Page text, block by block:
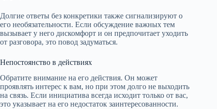
Долгие ответы без конкретики также сигнализируют о
его необязательности. Если обсуждение важных тем
вызывает у него дискомфорт и он предпочитает уходить
от разговора, это повод задуматься.
Непостоянство в действиях
Обратите внимание на его действия. Он может
проявлять интерес к вам, но при этом долго не выходить
на связь. Если инициатива всегда исходит только от вас,
это указывает на его недостаток заинтересованности.